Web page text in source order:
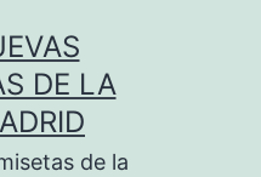
DE LA
de la